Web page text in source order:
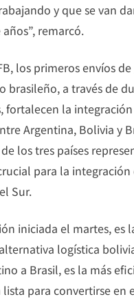
y que se van
remarcó.
los primeros envíos
brasileño, a través de
fortalecen la
Argentina, Bolivia y
los tres países
para la integración
Sur.
iniciada el martes, es
logística
a Brasil, es la más
para convertirse en